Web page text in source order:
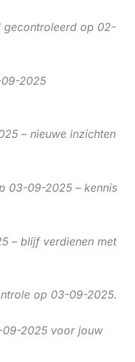
gecontroleerd op 02-
2025
– nieuwe inzichten
03-09-2025 – kennis
– blijf verdienen met
op 03-09-2025.
2025 voor jouw